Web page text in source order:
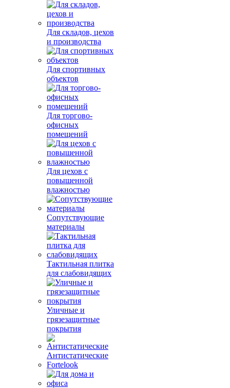
Для складов, цехов
и производства
Для спортивных
объектов
Для торгово-
офисных
помещений
Для цехов с
повышенной
влажностью
Сопутствующие
материалы
Тактильная плитка
для слабовидящих
Уличные и
грязезащитные
покрытия
Антистатические
Fortelook